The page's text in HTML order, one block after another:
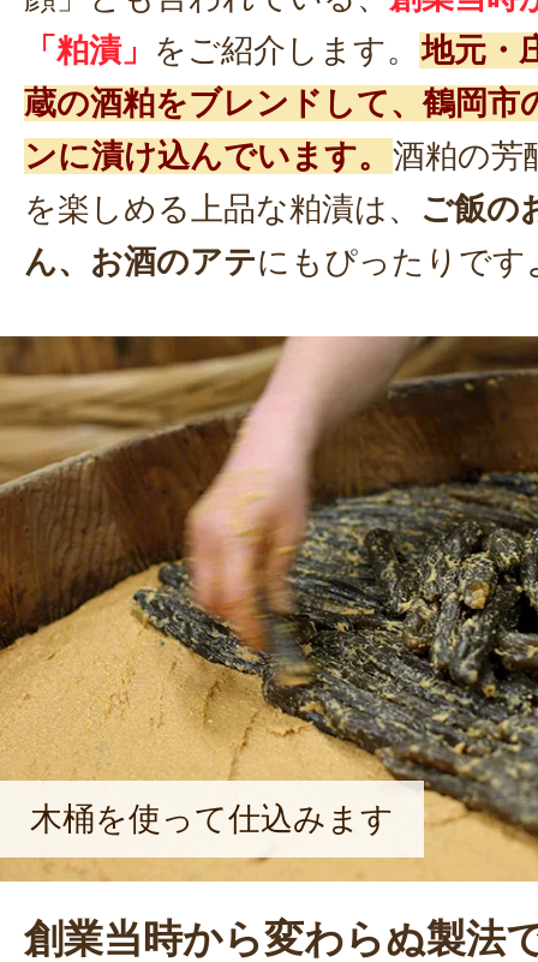
「粕漬」 をご紹介します。 地元・
蔵の酒粕をブレンドして、鶴岡市
ンに漬け込んでいます。 酒粕の芳
を楽しめる上品な粕漬は、 ご飯の
ん、お酒のアテにもぴったりです
木桶を使って仕込みます
創業当時から変わらぬ製法